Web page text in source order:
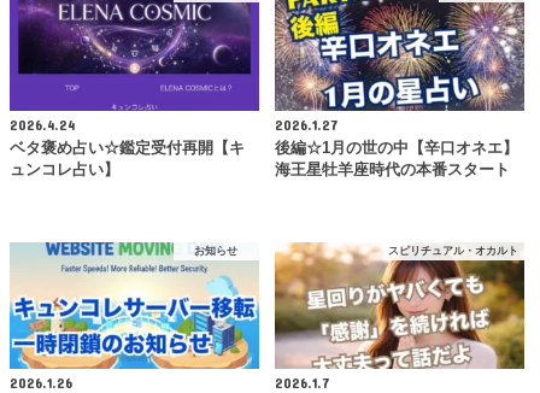
2026.4.24
ベタ褒め占い☆鑑定受付再開【キ
ュンコレ占い】
2026.1.27
後編☆1月の世の中【辛口オネエ】
海王星牡羊座時代の本番スタート
お知らせ
2026.1.26
スピリチュアル・オカルト
2026.1.7